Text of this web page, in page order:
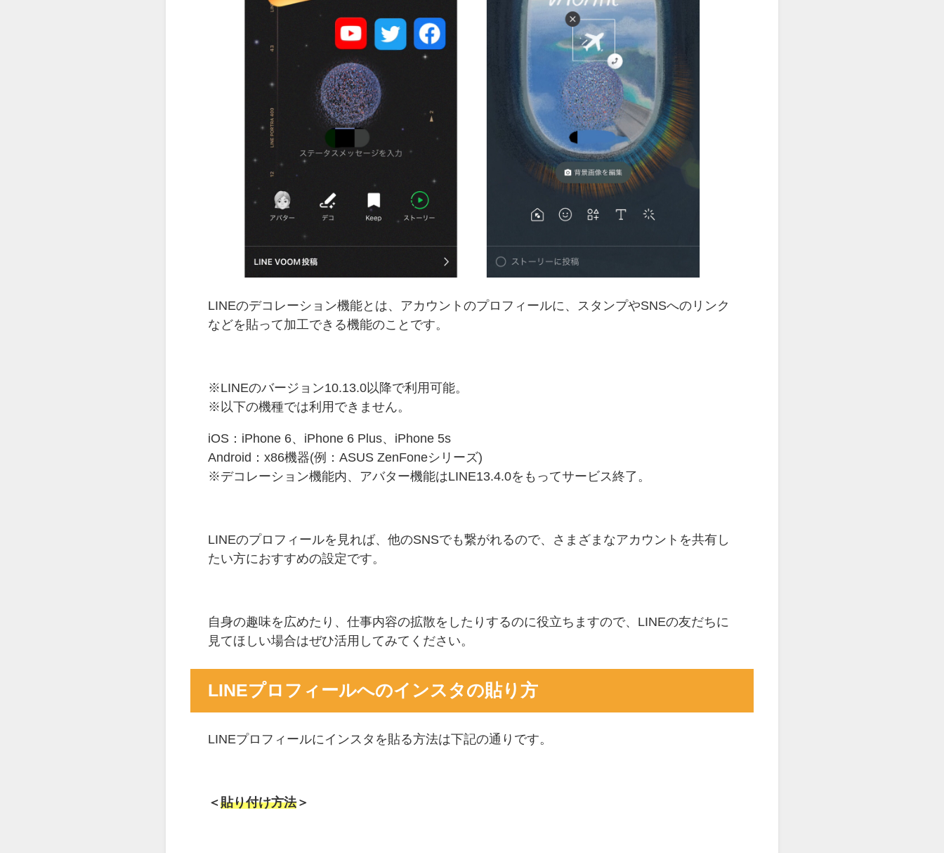
LINEのデコレーション機能とは、アカウントのプロフィールに、スタンプやSNSへのリンク
などを貼って加工できる機能のことです。
※LINEのバージョン10.13.0以降で利用可能。
※以下の機種では利用できません。
iOS：iPhone 6、iPhone 6 Plus、iPhone 5s
Android：x86機器(例：ASUS ZenFoneシリーズ)
※デコレーション機能内、アバター機能はLINE13.4.0をもってサービス終了。
LINEのプロフィールを見れば、他のSNSでも繋がれるので、さまざまなアカウントを共有し
たい方におすすめの設定です。
自身の趣味を広めたり、仕事内容の拡散をしたりするのに役立ちますので、LINEの友だちに
見てほしい場合はぜひ活用してみてください。
LINEプロフィールへのインスタの貼り方
LINEプロフィールにインスタを貼る方法は下記の通りです。
＜貼り付け方法＞